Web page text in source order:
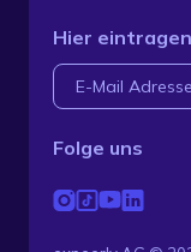
Hier eintragen
Folge uns